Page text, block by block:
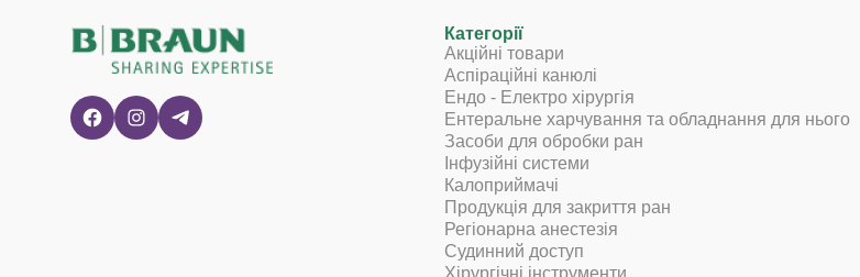
Категорії
Акційні товари
Аспіраційні канюлі
Ендо - Електро хірургія
Ентеральне харчування та обладнання для нього
Засоби для обробки ран
Інфузійні системи
Калоприймачі
Продукція для закриття ран
Регіонарна анестезія
Судинний доступ
Хірургічні інструменти